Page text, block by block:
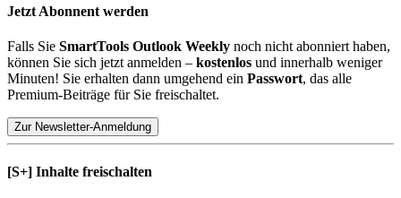
Jetzt Abonnent werden
Falls Sie SmartTools Outlook Weekly noch nicht abonniert haben,
können Sie sich jetzt anmelden – kostenlos und innerhalb weniger
Minuten! Sie erhalten dann umgehend ein Passwort, das alle
Premium-Beiträge für Sie freischaltet.
Zur Newsletter-Anmeldung
[S+] Inhalte freischalten